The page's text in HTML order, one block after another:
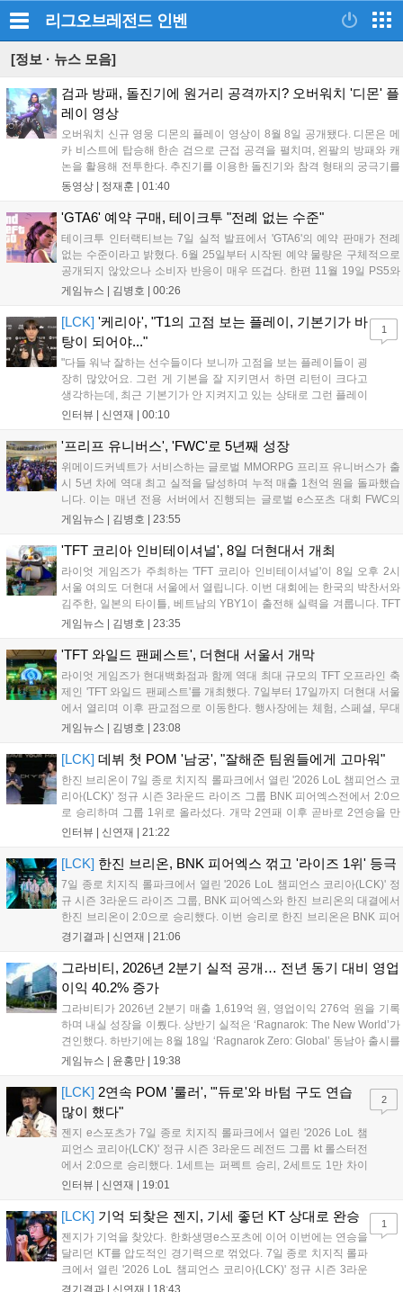
리그오브레전드 인벤
[정보 · 뉴스 모음]
검과 방패, 돌진기에 원거리 공격까지? 오버워치 '디몬' 플
레이 영상
오버워치 신규 영웅 디몬의 플레이 영상이 8월 8일 공개됐다. 디몬은 메
카 비스트에 탑승해 한손 검으로 근접 공격을 펼치며, 왼팔의 방패와 캐
논을 활용해 전투한다. 추진기를 이용한 돌진기와 참격 형태의 궁극기를
보유했고, 메카 파괴 시 맨몸으로 기관총을 사용하는 특징이 있다. 디몬
출시될 예정이다....
동영상 | 정재훈 01:40
'GTA6' 예약 구매, 테이크투 "전례 없는 수준"
테이크투 인터랙티브는 7일 실적 발표에서 'GTA6'의 예약 판매가 전례
없는 수준이라고 밝혔다. 6월 25일부터 시작된 예약 물량은 구체적으로
공개되지 않았으나 소비자 반응이 매우 뜨겁다. 한편 11월 19일 PS5와
Xbox 시리즈 X|S로 정식 출시될 예정이며, 록스타 게임즈는 한국 시각
Extended Look'을 최초 공개할 계획이다....
게임뉴스 | 김병호 00:26
[LCK] '케리아', "T1의 고점 보는 플레이, 기본기가 바
탕이 되어야..."
"다들 워낙 잘하는 선수들이다 보니까 고점을 보는 플레이들이 굉
장히 많았어요. 그런 게 기본을 잘 지키면서 하면 리턴이 크다고
생각하는데, 최근 기본기가 안 지켜지고 있는 상태로 그런 플레이
를 추구하다 보니까 팀적으로 안 좋은 사고가 계속 많이 났던 것
LoL 챔피언스 코리아(LCK)'...
인터뷰 | 신연재 00:10
1
'프리프 유니버스', 'FWC'로 5년째 성장
위메이드커넥트가 서비스하는 글로벌 MMORPG 프리프 유니버스가 출
시 5년 차에 역대 최고 실적을 달성하며 누적 매출 1천억 원을 돌파했습
니다. 이는 매년 전용 서버에서 진행되는 글로벌 e스포츠 대회 FWC의
영향이 큽니다. FWC는 이용자가 동일한 조건에서 시즌을 함께 즐기는
대폭 상승하는 성과를 냈습니다. 오는 10월 필리핀 마닐라에서 총상금
11만 달러 규모의 제4회 FWC 그랜드 파이널이 개최될 예정이며, 위메
이드커넥트는 이를 통해 커뮤니티 중심의 장기 성장 모델을 지속할 방침
입니다....
게임뉴스 | 김병호 23:55
'TFT 코리아 인비테이셔널', 8일 더현대서 개최
라이엇 게임즈가 주최하는 'TFT 코리아 인비테이셔널'이 8일 오후 2시
서울 여의도 더현대 서울에서 열립니다. 이번 대회에는 한국의 박찬서와
김주한, 일본의 타이틀, 베트남의 YBY1이 출전해 실력을 겨룹니다. TFT
는 소속팀 없이 개인 자격으로 참가하는 독특한 대회 구조를 가지며, 누
17일까지 이어지는 이번 행사는 신규 세트 체험과 공연 등 다양한 즐길
거리를 제공하며, 이후 현대백화점 판교점에서도 행사가 이어질 예정입
니다. 연말에는 라스베이거스 오픈이 개최됩니다....
게임뉴스 | 김병호 23:35
'TFT 와일드 팬페스트', 더현대 서울서 개막
라이엇 게임즈가 현대백화점과 함께 역대 최대 규모의 TFT 오프라인 축
제인 'TFT 와일드 팬페스트'를 개최했다. 7일부터 17일까지 더현대 서울
에서 열리며 이후 판교점으로 이동한다. 행사장에는 체험, 스페셜, 무대
존이 마련됐으며 8일 오후 2시 인비테이셔널, 15일 오후 2시 스트리머
다. 사전 예약은 조기 마감될 만큼 큰 인기를 끌고 있다....
게임뉴스 | 김병호 23:08
[LCK] 데뷔 첫 POM '남궁', "잘해준 팀원들에게 고마워"
한진 브리온이 7일 종로 치지직 롤파크에서 열린 '2026 LoL 챔피언스 코
리아(LCK)' 정규 시즌 3라운드 라이즈 그룹 BNK 피어엑스전에서 2:0으
로 승리하며 그룹 1위로 올라섰다. 개막 2연패 이후 곧바로 2연승을 만
들어내면서 이어질 4라운드에 대한 기대감을 올렸다. 다음은 이날 데뷔
인터뷰 | 신연재 21:22
[LCK] 한진 브리온, BNK 피어엑스 꺾고 '라이즈 1위' 등극
7일 종로 치지직 롤파크에서 열린 '2026 LoL 챔피언스 코리아(LCK)' 정
규 시즌 3라운드 라이즈 그룹, BNK 피어엑스와 한진 브리온의 대결에서
한진 브리온이 2:0으로 승리했다. 이번 승리로 한진 브리온은 BNK 피어
엑스를 제치고 라이즈 그룹 1위로 올라섰다. 1세트, 한진 브리온이 '로머'
경기결과 | 신연재 21:06
그라비티, 2026년 2분기 실적 공개… 전년 동기 대비 영업
이익 40.2% 증가
그라비티가 2026년 2분기 매출 1,619억 원, 영업이익 276억 원을 기록
하며 내실 성장을 이뤘다. 상반기 실적은 ‘Ragnarok: The New World’가
견인했다. 하반기에는 8월 18일 ‘Ragnarok Zero: Global’ 동남아 출시를
시작으로 9월 3일 ‘달려라 헤베레케 EX’, 9월 22일 ‘갈바테인’ 등 다양한
이’ 출시가 예정돼 있으며, 2027년에는 ‘Ragnarok 3’ 등 대작을 글로벌
출시할 계획이다. 그라비티는 조인트벤처 설립과 라그나로크 에코 시스
템 구축을 통해 신성장 동력을 확보할 방침이다....
게임뉴스 | 윤홍만 19:38
[LCK] 2연속 POM '룰러', "'듀로'와 바텀 구도 연습
많이 했다"
젠지 e스포츠가 7일 종로 치지직 롤파크에서 열린 '2026 LoL 챔
피언스 코리아(LCK)' 정규 시즌 3라운드 레전드 그룹 kt 롤스터전
에서 2:0으로 승리했다. 1세트는 퍼펙트 승리, 2세트도 1만 차이
를 벌리며 25분 만에 승리하면서 말 그대로 압도적인 경기력을 선
하며 POM에 선정됐...
인터뷰 | 신연재 19:01
2
[LCK] 기억 되찾은 젠지, 기세 좋던 KT 상대로 완승
젠지가 기억을 찾았다. 한화생명e스포츠에 이어 이번에는 연승을
달리던 KT를 압도적인 경기력으로 꺾었다. 7일 종로 치지직 롤파
크에서 열린 '2026 LoL 챔피언스 코리아(LCK)' 정규 시즌 3라운
드 레전드 그룹, kt 롤스터와 젠지 e스포츠의 대결에서 젠지가 압
경기결과 | 신연재 18:43
1